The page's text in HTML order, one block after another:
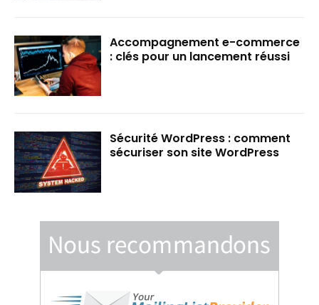
Accompagnement e-commerce
: clés pour un lancement réussi
Sécurité WordPress : comment
sécuriser son site WordPress